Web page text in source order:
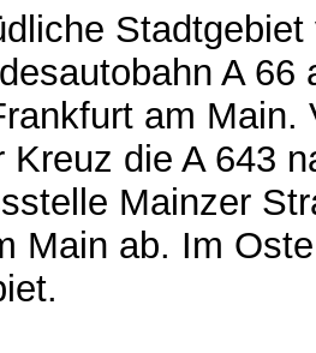
A 66
am Main.
Kreuz die A 643
Mainzer
Main ab. Im